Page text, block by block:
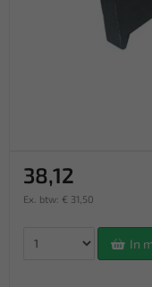
38,12
Ex. btw: € 31,50
In